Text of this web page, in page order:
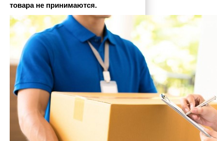
товара не принимаются.